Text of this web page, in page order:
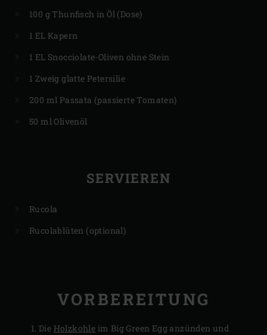
100 g Thunfisch in Öl (Dose)
1 EL Kapern
1 EL Snocciolate-Oliven ohne Stein
1 Zweig glatte Petersilie
200 ml Passata (passierte Tomaten)
50 ml Olivenöl
SERVIEREN
Rucola
Rucolablüten (optional)
VORBEREITUNG
Die Holzkohle im Big Green Egg anzünden und